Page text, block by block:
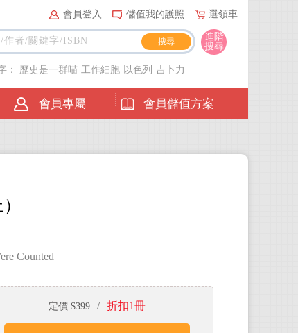
會員登入 儲值我的護照 選領車
會員專屬 會員儲值方案
進階
搜尋
： 歷史是一群喵 工作細胞 以色列 吉卜力
Counted
定價 $399 / 折扣1冊